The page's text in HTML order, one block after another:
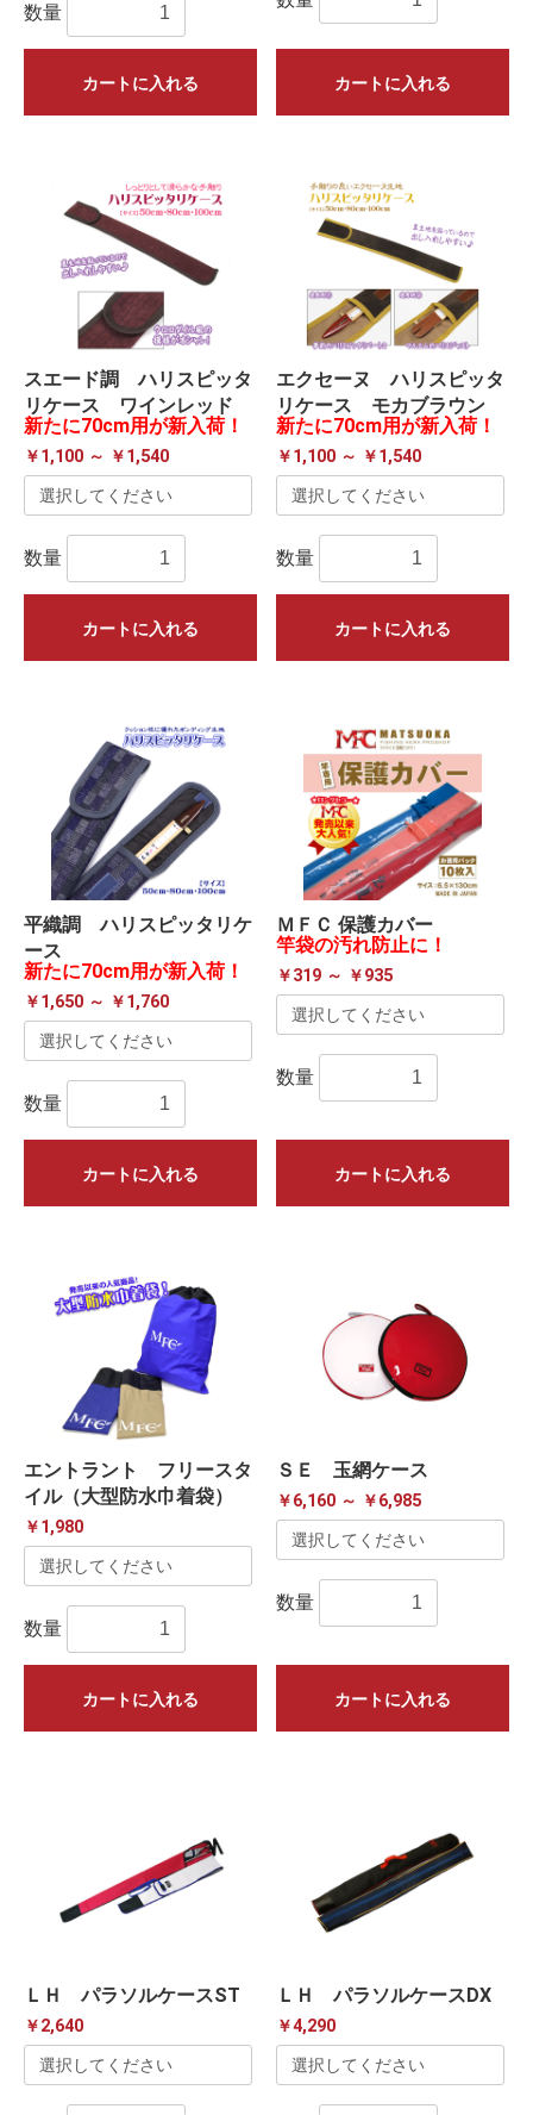
数量
カートに入れる カートに入れる
スエード調 ハリスピッタ
リケース ワインレッド
新たに70cm用が新入荷！
￥1,100 ～ ￥1,540
数量
カートに入れる
エクセーヌ ハリスピッタ
リケース モカブラウン
新たに70cm用が新入荷！
￥1,100 ～ ￥1,540
数量
カートに入れる
平織調 ハリスピッタリケ
ース
新たに70cm用が新入荷！
￥1,650 ～ ￥1,760
数量
カートに入れる
ＭＦＣ 保護カバー
竿袋の汚れ防止に！
￥319 ～ ￥935
数量
カートに入れる
エントラント フリースタ
イル（大型防水巾着袋）
￥1,980
数量
カートに入れる
ＳＥ 玉網ケース
￥6,160 ～ ￥6,985
数量
カートに入れる
ＬＨ パラソルケースST
￥2,640
ＬＨ パラソルケースDX
￥4,290